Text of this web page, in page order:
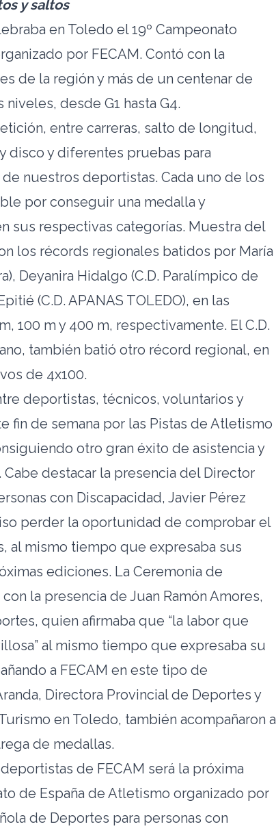
y saltos
en Toledo el 19º Campeonato
por FECAM. Contó con la
de la región y más de un centenar de
desde G1 hasta G4.
entre carreras, salto de longitud,
disco y diferentes pruebas para
nuestros deportistas. Cada uno de los
por conseguir una medalla y
sus respectivas categorías. Muestra del
los récords regionales batidos por María
Deyanira Hidalgo (C.D. Paralímpico de
(C.D. APANAS TOLEDO), en las
100 m y 400 m, respectivamente. El C.D.
también batió otro récord regional, en
de 4x100.
deportistas, técnicos, voluntarios y
fin de semana por las Pistas de Atletismo
otro gran éxito de asistencia y
destacar la presencia del Director
con Discapacidad, Javier Pérez
perder la oportunidad de comprobar el
al mismo tiempo que expresaba sus
ediciones. La Ceremonia de
la presencia de Juan Ramón Amores,
quien afirmaba que “la labor que
al mismo tiempo que expresaba su
a FECAM en este tipo de
Directora Provincial de Deportes y
en Toledo, también acompañaron a
de medallas.
de FECAM será la próxima
de España de Atletismo organizado por
de Deportes para personas con